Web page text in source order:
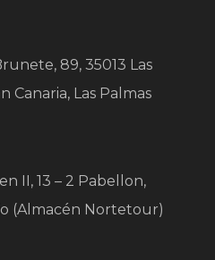
89, 35013 Las
Canaria, Las Palmas
II, 13 – 2 Pabellon,
(Almacén Nortetour)